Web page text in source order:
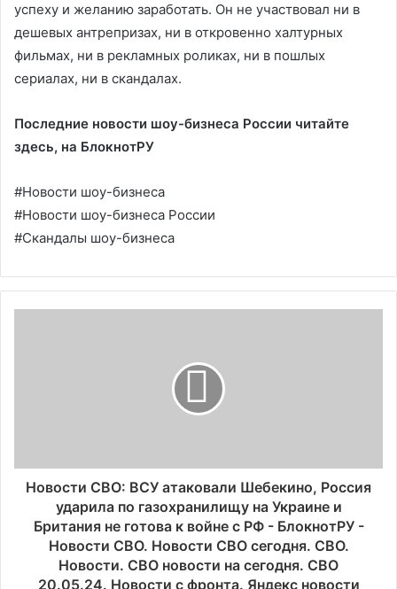
успеху и желанию заработать. Он не участвовал ни в
дешевых антрепризах, ни в откровенно халтурных
фильмах, ни в рекламных роликах, ни в пошлых
сериалах, ни в скандалах.
Последние новости шоу-бизнеса России читайте
здесь, на БлокнотРУ
#Новости шоу-бизнеса
#Новости шоу-бизнеса России
#Скандалы шоу-бизнеса
Новости СВО: ВСУ атаковали Шебекино, Россия
ударила по газохранилищу на Украине и
Британия не готова к войне с РФ - БлокнотРУ -
Новости СВО. Новости СВО сегодня. СВО.
Новости. СВО новости на сегодня. СВО
20.05.24. Новости с фронта. Яндекс новости